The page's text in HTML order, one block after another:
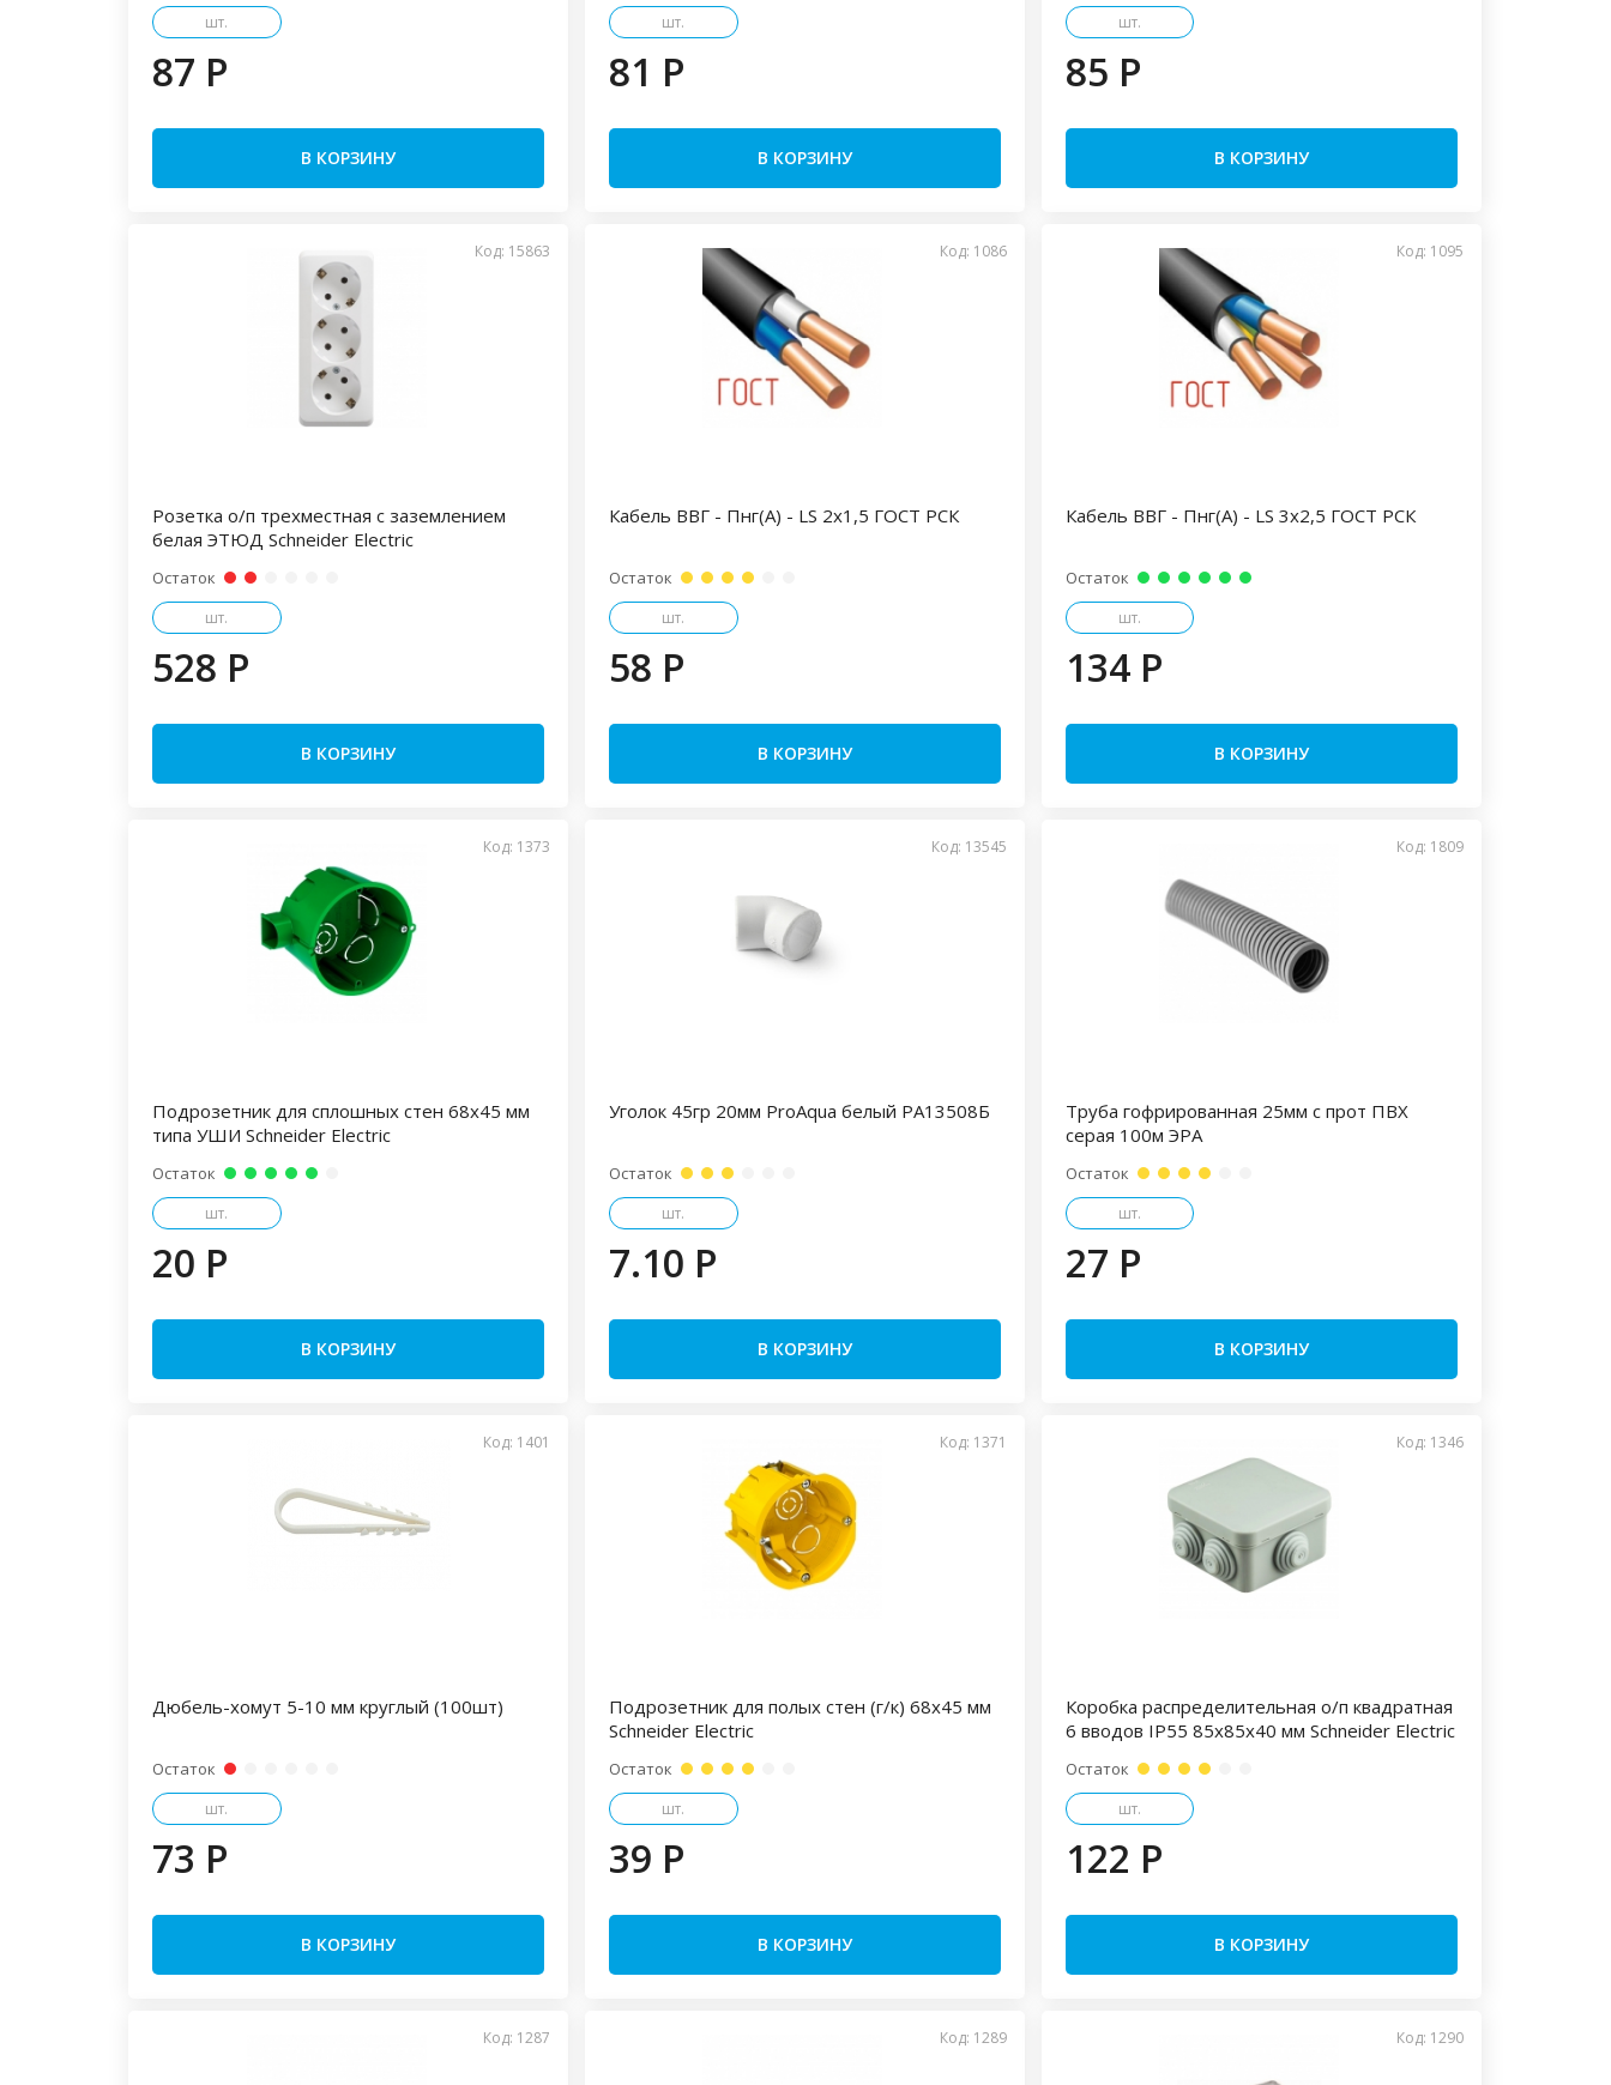
шт.
87 P
В КОРЗИНУ
шт.
81 P
В КОРЗИНУ
шт.
85 P
В КОРЗИНУ
Код: 15863
Розетка о/п трехместная с заземлением
белая ЭТЮД Schneider Electric
Остаток
шт.
528 P
В КОРЗИНУ
Код: 1086
Кабель ВВГ - Пнг(А) - LS 2х1,5 ГОСТ РСК
Остаток
шт.
58 P
В КОРЗИНУ
Код: 1095
Кабель ВВГ - Пнг(А) - LS 3х2,5 ГОСТ РСК
Остаток
шт.
134 P
В КОРЗИНУ
Код: 1373
Подрозетник для сплошных стен 68х45 мм
типа УШИ Schneider Electric
Остаток
шт.
20 P
В КОРЗИНУ
Код: 13545
Уголок 45гр 20мм ProAqua белый PA13508Б
Остаток
шт.
7.10 P
В КОРЗИНУ
Код: 1809
Труба гофрированная 25мм с прот ПВХ
серая 100м ЭРА
Остаток
шт.
27 P
В КОРЗИНУ
Код: 1401
Дюбель-хомут 5-10 мм круглый (100шт)
Остаток
шт.
73 P
В КОРЗИНУ
Код: 1371
Подрозетник для полых стен (г/к) 68х45 мм
Schneider Electric
Остаток
шт.
39 P
В КОРЗИНУ
Код: 1346
Коробка распределительная о/п квадратная
6 вводов IP55 85х85х40 мм Schneider Electric
Остаток
шт.
122 P
В КОРЗИНУ
Код: 1287 Код: 1289 Код: 1290